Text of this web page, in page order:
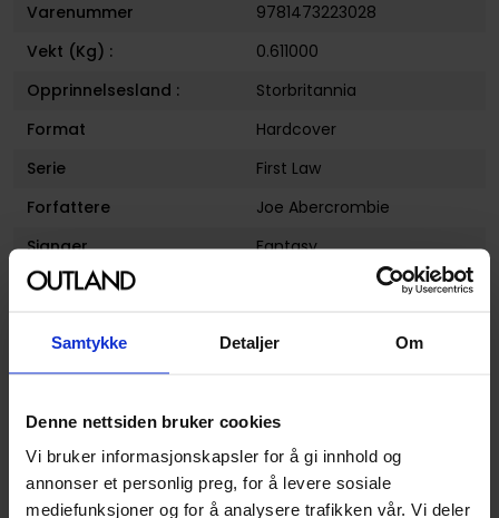
Samtykke Detaljer Om
Denne nettsiden bruker cookies
Vi bruker informasjonskapsler for å gi innhold og
annonser et personlig preg, for å levere sosiale
mediefunksjoner og for å analysere trafikken vår. Vi deler
Varenummer
9781473223028
Vekt (Kg) :
0.611000
Opprinnelsesland :
Storbritannia
Format
Hardcover
Serie
First Law
Forfattere
Joe Abercrombie
Sjanger
Fantasy
Antall Sider
Volum
2
Subsjanger:
Action og Eventyrog
Aldersgruppe
Voksen